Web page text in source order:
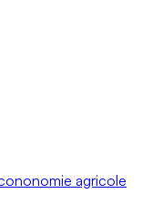
agricole